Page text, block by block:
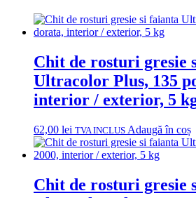
Chit de rosturi gresie
Ultracolor Plus, 135
interior / exterior, 5
62,00 lei TVA INCLUS Adaugă în coș
Chit de rosturi gresie